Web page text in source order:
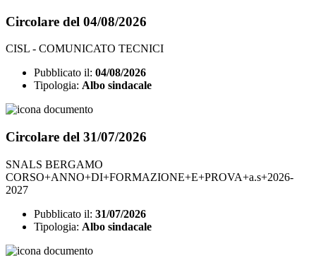
Circolare del 04/08/2026
CISL - COMUNICATO TECNICI
Pubblicato il: 04/08/2026
Tipologia: Albo sindacale
Circolare del 31/07/2026
SNALS BERGAMO
CORSO+ANNO+DI+FORMAZIONE+E+PROVA+a.s+2026-
2027
Pubblicato il: 31/07/2026
Tipologia: Albo sindacale